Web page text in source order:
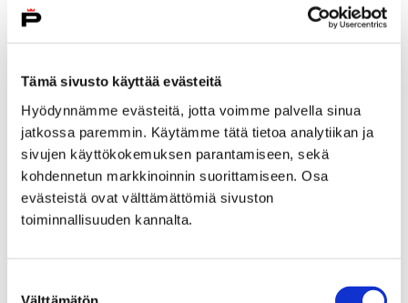
Tämä sivusto käyttää evästeitä
Hyödynnämme evästeitä, jotta voimme palvella sinua
jatkossa paremmin. Käytämme tätä tietoa analytiikan ja
sivujen käyttökokemuksen parantamiseen, sekä
kohdennetun markkinoinnin suorittamiseen. Osa
evästeistä ovat välttämättömiä sivuston
toiminnallisuuden kannalta.
Kaupungin palvelunumerot laajenevat, Pori